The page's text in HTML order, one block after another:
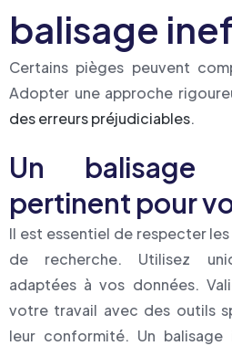
balisage
Certains pièges peuvent
Adopter une approche
des erreurs préjudiciables.
Un balisage
pertinent pour
Il est essentiel de respecter
de recherche. Utilisez
adaptées à vos données.
votre travail avec des outils
leur conformité. Un